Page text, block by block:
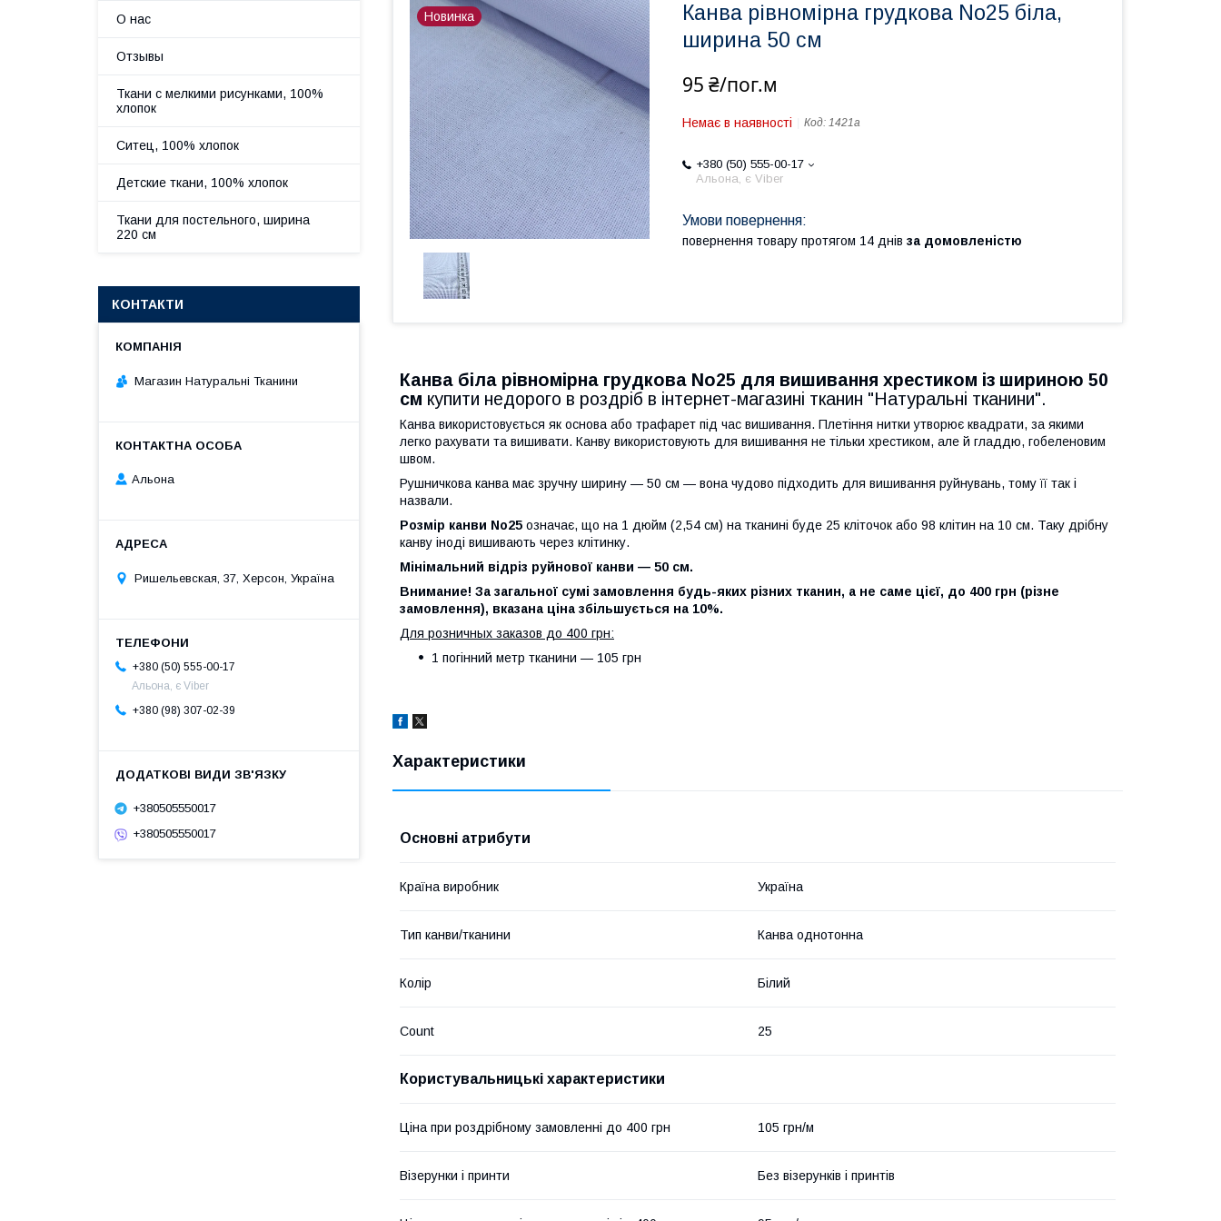
Новинка
Канва рівномірна грудкова No25 біла,
ширина 50 см
95 ₴/пог.м
Немає в наявності Код: 1421а
+380 (50) 555-00-17
Альона, є Viber
повернення товару протягом 14 днів за домовленістю
Канва біла рівномірна грудкова No25 для вишивання хрестиком із шириною 50
см купити недорого в роздріб в інтернет-магазині тканин "Натуральні тканини".
Канва використовується як основа або трафарет під час вишивання. Плетіння нитки утворює квадрати, за якими
легко рахувати та вишивати. Канву використовують для вишивання не тільки хрестиком, але й гладдю, гобеленовим
швом.
Рушничкова канва має зручну ширину — 50 см — вона чудово підходить для вишивання руйнувань, тому її так і
назвали.
Розмір канви No25 означає, що на 1 дюйм (2,54 см) на тканині буде 25 кліточок або 98 клітин на 10 см. Таку дрібну
канву іноді вишивають через клітинку.
Мінімальний відріз руйнової канви — 50 см.
Внимание! За загальної сумі замовлення будь-яких різних тканин, а не саме цієї, до 400 грн (різне
замовлення), вказана ціна збільшується на 10%.
Для розничных заказов до 400 грн:
1 погінний метр тканини — 105 грн
Характеристики
Основні атрибути
Країна виробник Україна
Тип канви/тканини Канва однотонна
Колір Білий
Count 25
Користувальницькі характеристики
Ціна при роздрібному замовленні до 400 грн 105 грн/м
Візерунки і принти Без візерунків і принтів
О нас
Отзывы
Ткани с мелкими рисунками, 100%
хлопок
Ситец, 100% хлопок
Детские ткани, 100% хлопок
Ткани для постельного, ширина
220 см
КОНТАКТИ
Магазин Натуральні Тканини
Альона
Ришельевская, 37, Херсон, Україна
+380 (50) 555-00-17
Альона, є Viber
+380 (98) 307-02-39
+380505550017
+380505550017